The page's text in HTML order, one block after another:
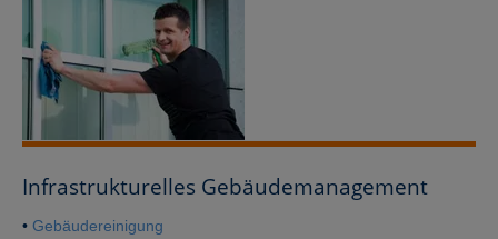
Infrastrukturelles Gebäudemanagement
• Gebäudereinigung